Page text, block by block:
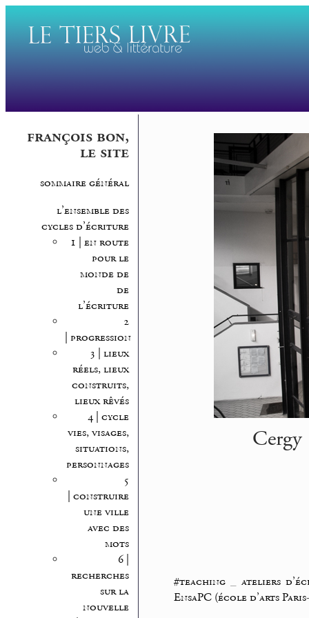
françois bon,
le site
sommaire général
l’ensemble des
cycles d’écriture
1 | en route
pour le
monde de
de
l’écriture
2
| progression
3 | lieux
réels, lieux
construits,
lieux rêvés
4 | cycle
vies, visages,
situations,
personnages
5
| construire
une ville
avec des
mots
6 |
recherches
sur la
nouvelle
#teaching_ ateliers
EnsaPC (école d’arts